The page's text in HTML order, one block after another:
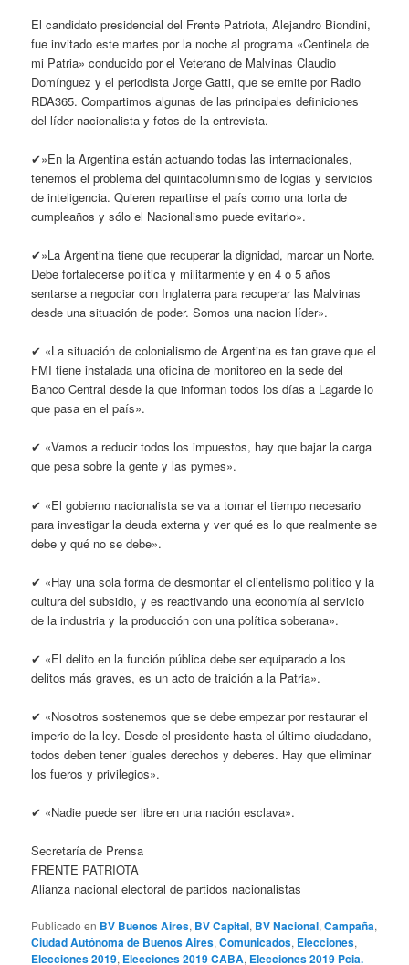
El candidato presidencial del Frente Patriota, Alejandro Biondini,
fue invitado este martes por la noche al programa «Centinela de
mi Patria» conducido por el Veterano de Malvinas Claudio
Domínguez y el periodista Jorge Gatti, que se emite por Radio
RDA365. Compartimos algunas de las principales definiciones
del líder nacionalista y fotos de la entrevista.
✔»En la Argentina están actuando todas las internacionales,
tenemos el problema del quintacolumnismo de logias y servicios
de inteligencia. Quieren repartirse el país como una torta de
cumpleaños y sólo el Nacionalismo puede evitarlo».
✔»La Argentina tiene que recuperar la dignidad, marcar un Norte.
Debe fortalecerse política y militarmente y en 4 o 5 años
sentarse a negociar con Inglaterra para recuperar las Malvinas
desde una situación de poder. Somos una nacion líder».
✔ «La situación de colonialismo de Argentina es tan grave que el
FMI tiene instalada una oficina de monitoreo en la sede del
Banco Central desde la que informan todos los días a Lagarde lo
que pasa en el país».
✔ «Vamos a reducir todos los impuestos, hay que bajar la carga
que pesa sobre la gente y las pymes».
✔ «El gobierno nacionalista se va a tomar el tiempo necesario
para investigar la deuda externa y ver qué es lo que realmente se
debe y qué no se debe».
✔ «Hay una sola forma de desmontar el clientelismo político y la
cultura del subsidio, y es reactivando una economía al servicio
de la industria y la producción con una política soberana».
✔ «El delito en la función pública debe ser equiparado a los
delitos más graves, es un acto de traición a la Patria».
✔ «Nosotros sostenemos que se debe empezar por restaurar el
imperio de la ley. Desde el presidente hasta el último ciudadano,
todos deben tener iguales derechos y deberes. Hay que eliminar
los fueros y privilegios».
✔ «Nadie puede ser libre en una nación esclava».
Secretaría de Prensa
FRENTE PATRIOTA
Alianza nacional electoral de partidos nacionalistas
Publicado en BV Buenos Aires, BV Capital, BV Nacional,Campaña,
Ciudad Autónoma de Buenos Aires,Comunicados, Elecciones,
Elecciones 2019, Elecciones 2019 CABA, Elecciones 2019 Pcia.